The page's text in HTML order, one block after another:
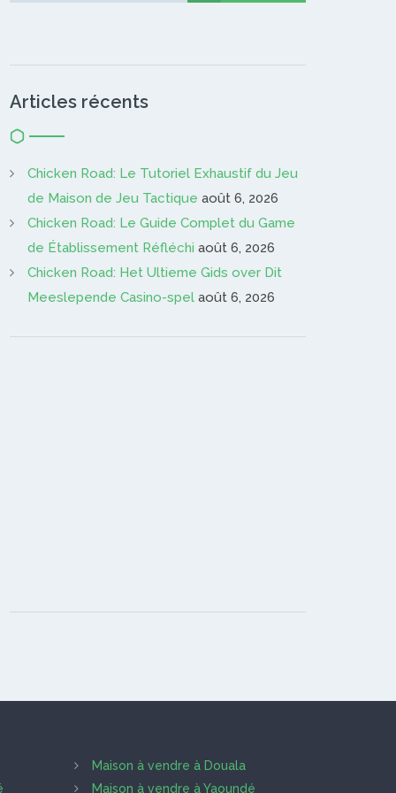
Articles récents
Chicken Road: Le Tutoriel Exhaustif du Jeu
de Maison de Jeu Tactique août 6, 2026
Chicken Road: Le Guide Complet du Game
de Établissement Réfléchi août 6, 2026
Chicken Road: Het Ultieme Gids over Dit
Meeslepende Casino-spel août 6, 2026
Maison à vendre à Douala
Maison à vendre à Yaoundé